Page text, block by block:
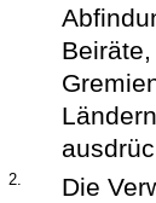
2.
Die